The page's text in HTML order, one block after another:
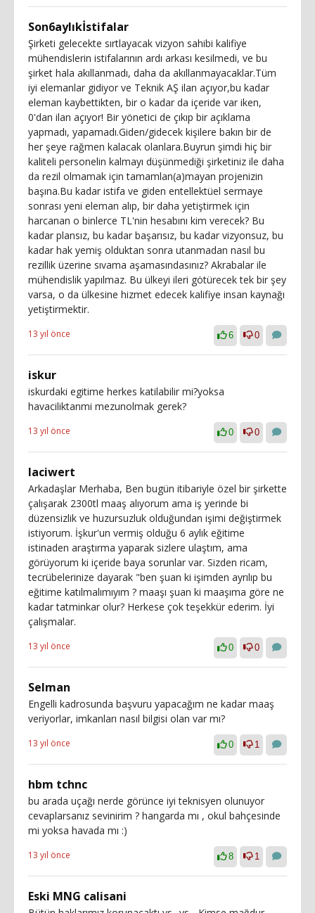
Son6aylıkİstifalar
Şirketi gelecekte sırtlayacak vizyon sahibi kalifiye
mühendislerin istifalarının ardı arkası kesilmedi, ve bu
şirket hala akıllanmadı, daha da akıllanmayacaklar.Tüm
iyi elemanlar gidiyor ve Teknik AŞ ilan açıyor,bu kadar
eleman kaybettikten, bir o kadar da içeride var iken,
0'dan ilan açıyor! Bir yönetici de çıkıp bir açıklama
yapmadı, yapamadı.Giden/gidecek kişilere bakın bir de
her şeye rağmen kalacak olanlara.Buyrun şimdi hiç bir
kaliteli personelin kalmayı düşünmediği şirketiniz ile daha
da rezil olmamak için tamamlan(a)mayan projenizin
başına.Bu kadar istifa ve giden entellektüel sermaye
sonrası yeni eleman alıp, bir daha yetiştirmek için
harcanan o binlerce TL'nin hesabını kim verecek? Bu
kadar plansız, bu kadar başarısız, bu kadar vizyonsuz, bu
kadar hak yemiş olduktan sonra utanmadan nasıl bu
rezillik üzerine sıvama aşamasındasınız? Akrabalar ile
mühendislik yapılmaz. Bu ülkeyi ileri götürecek tek bir şey
varsa, o da ülkesine hizmet edecek kalifiye insan kaynağı
yetiştirmektir.
13 yıl önce 6 0
iskur
iskurdaki egitime herkes katilabilir mi?yoksa
havaciliktanmi mezunolmak gerek?
13 yıl önce 0 0
laciwert
Arkadaşlar Merhaba, Ben bugün itibariyle özel bir şirkette
çalışarak 2300tl maaş alıyorum ama iş yerinde bi
düzensizlik ve huzursuzluk olduğundan işimi değiştirmek
istiyorum. İşkur'un vermiş olduğu 6 aylık eğitime
istinaden araştırma yaparak sizlere ulaştım, ama
görüyorum ki içeride baya sorunlar var. Sizden ricam,
tecrübelerinize dayarak "ben şuan ki işimden ayrılıp bu
eğitime katılmalımıyım ? maaşı şuan ki maaşıma göre ne
kadar tatminkar olur? Herkese çok teşekkür ederim. İyi
çalışmalar.
13 yıl önce 0 0
Selman
Engelli kadrosunda başvuru yapacağım ne kadar maaş
veriyorlar, imkanları nasıl bilgisi olan var mı?
13 yıl önce 0 1
hbm tchnc
bu arada uçağı nerde görünce iyi teknisyen olunuyor
cevaplarsanız sevinirim ? hangarda mı , okul bahçesinde
mi yoksa havada mı :)
13 yıl önce 8 1
Eski MNG calisani